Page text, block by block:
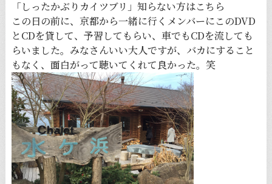
「しったかぶりカイツブリ」知らない方はこちら
この日の前に、京都から一緒に行くメンバーにこのDVD
とCDを貸して、予習してもらい、車でもCDを流しても
らいました。みなさんいい大人ですが、バカにすること
もなく、面白がって聴いてくれて良かった。笑